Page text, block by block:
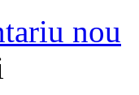
nou